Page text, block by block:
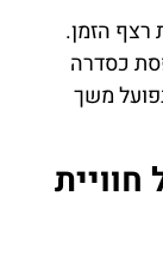
רצף הזמן.
כסדרה
משך